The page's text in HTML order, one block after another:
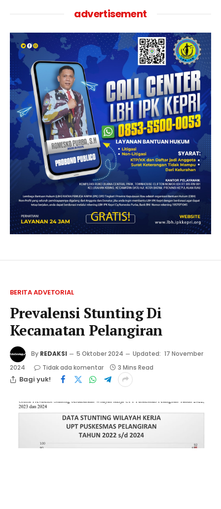
advertisement
BERITA ADVETORIAL
Prevalensi Stunting Di
Kecamatan Pelangiran
By REDAKSI 5 Oktober 2024 Updated: 17 November
2024
Tidak ada komentar 3 Mins Read
Bagi yuk!